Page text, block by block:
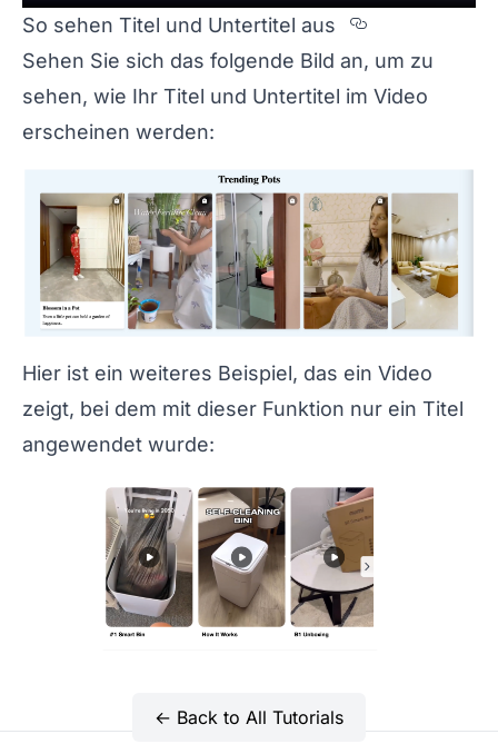
So sehen Titel und Untertitel aus
Section titled
Sehen Sie sich das folgende Bild an, um zu
sehen, wie Ihr Titel und Untertitel im Video
erscheinen werden:
Hier ist ein weiteres Beispiel, das ein Video
zeigt, bei dem mit dieser Funktion nur ein Titel
angewendet wurde:
← Back to All Tutorials